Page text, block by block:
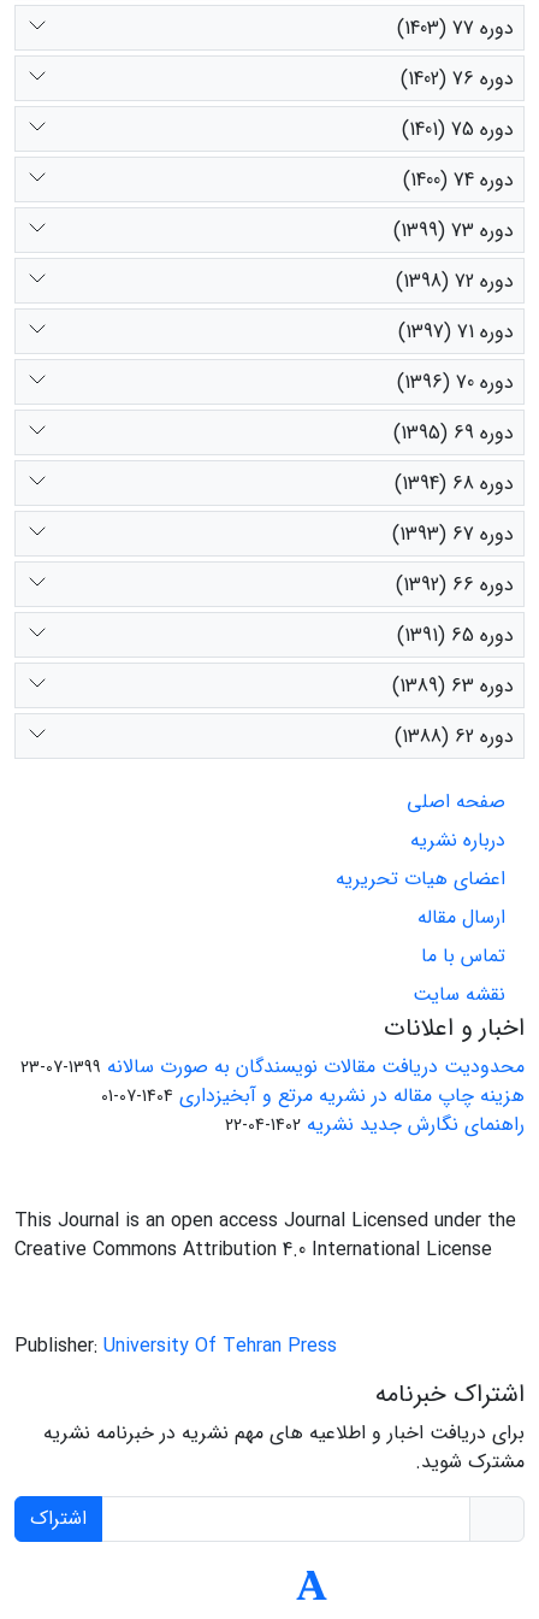
دوره 77 (1403)
دوره 76 (1402)
دوره 75 (1401)
دوره 74 (1400)
دوره 73 (1399)
دوره 72 (1398)
دوره 71 (1397)
دوره 70 (1396)
دوره 69 (1395)
دوره 68 (1394)
دوره 67 (1393)
دوره 66 (1392)
دوره 65 (1391)
دوره 63 (1389)
دوره 62 (1388)
صفحه اصلی
درباره نشریه
اعضای هیات تحریریه
ارسال مقاله
تماس با ما
نقشه سایت
اخبار و اعلانات
محدودیت دریافت مقالات نویسندگان به صورت سالانه 1399-07-23
هزینه چاپ مقاله در نشریه مرتع و آبخیزداری 1404-07-01
راهنمای نگارش جدید نشریه 1402-04-22
This Journal is an open access Journal Licensed under the
Creative Commons Attribution 4.0 International License
Publisher: University Of Tehran Press
اشتراک خبرنامه
برای دریافت اخبار و اطلاعیه های مهم نشریه در خبرنامه نشریه
مشترک شوید.
اشتراک